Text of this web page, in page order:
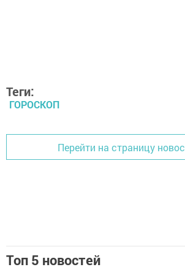
Теги:
ГОРОСКОП
Перейти на страницу
Топ 5 новостей